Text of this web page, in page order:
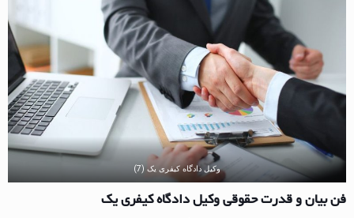
وکیل دادگاه کیفری یک (7)
فن بیان و قدرت حقوقی وکیل دادگاه کیفری یک